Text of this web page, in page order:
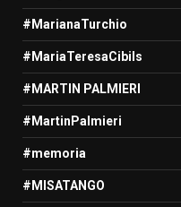
#MarianaTurchio
#MariaTeresaCibils
#MARTIN PALMIERI
#MartinPalmieri
#memoria
#MISATANGO